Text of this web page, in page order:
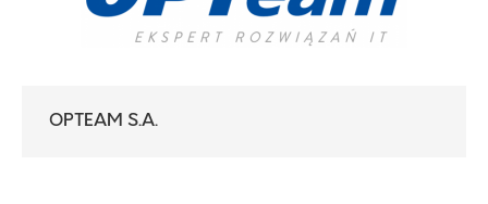
OPTEAM S.A.